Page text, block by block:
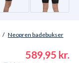
/ Neopren badebukser
589,95 kr.